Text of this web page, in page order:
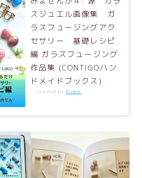
スジュエル画像集 ガ
ラスフュージングアク
セサリー 基礎レシピ
編 ガラスフュージング
作品集 (CONTIGOハン
ドメイドブックス)
created by Rinker